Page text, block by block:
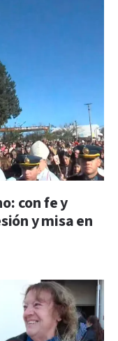
con fe y
y misa en